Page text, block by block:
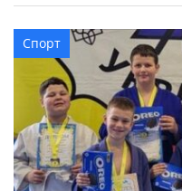
Золотоноші, які
бронзових нагород:
Спорт